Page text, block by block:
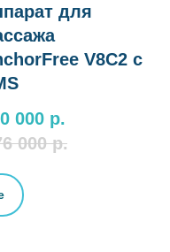
для
V8C2 c
000 р.
000 р.